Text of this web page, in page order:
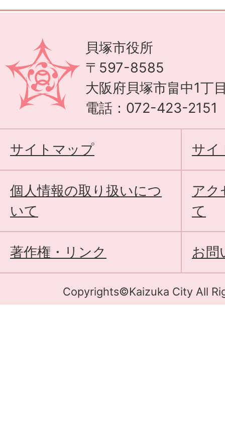
貝塚市役所
〒597-8585
大阪府貝塚市畠中1丁
電話：072-423-2151
サイトマップ サイ
個人情報の取り扱いにつ
いて
アク
て
著作権・リンク お問
Copyrights©Kaizuka City All